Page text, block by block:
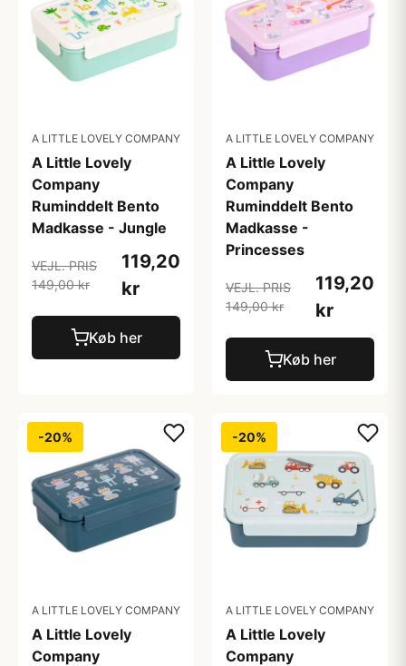
A LITTLE LOVELY COMPANY
A Little Lovely
Company
Ruminddelt Bento
Madkasse - Jungle
VEJL. PRIS
149,00 kr
119,20
kr
Køb her
A LITTLE LOVELY COMPANY
A Little Lovely
Company
Ruminddelt Bento
Madkasse -
Princesses
VEJL. PRIS
149,00 kr
119,20
kr
Køb her
-20%
A LITTLE LOVELY COMPANY
A Little Lovely
Company
-20%
A LITTLE LOVELY COMPANY
A Little Lovely
Company